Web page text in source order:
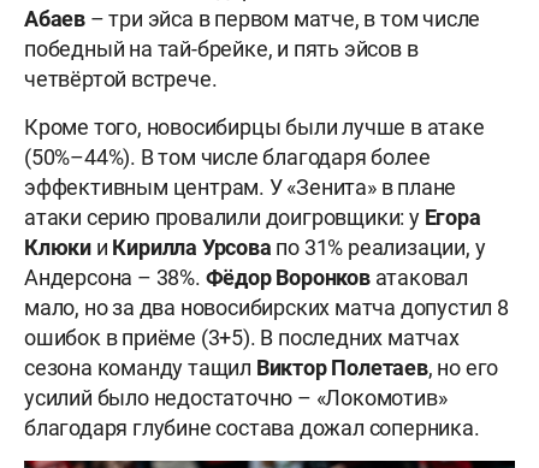
Абаев – три эйса в первом матче, в том числе
победный на тай-брейке, и пять эйсов в
четвёртой встрече.
Кроме того, новосибирцы были лучше в атаке
(50%–44%). В том числе благодаря более
эффективным центрам. У «Зенита» в плане
атаки серию провалили доигровщики: у Егора
Клюки и Кирилла Урсова по 31% реализации, у
Андерсона – 38%. Фёдор Воронковатаковал
мало, но за два новосибирских матча допустил 8
ошибок в приёме (3+5). В последних матчах
сезона команду тащил Виктор Полетаев, но его
усилий было недостаточно – «Локомотив»
благодаря глубине состава дожал соперника.